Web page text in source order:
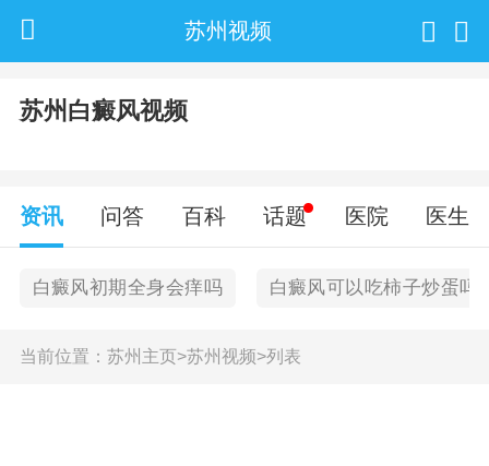
苏州视频
苏州白癜风视频
资讯 问答 百科 话题 医院 医生
白癜风初期全身会痒吗 白癜风可以吃柿子炒蛋吗
当前位置： 苏州主页>苏州视频>列表